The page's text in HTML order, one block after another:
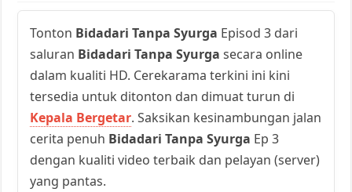
Tonton Bidadari Tanpa Syurga Episod 3 dari
saluran Bidadari Tanpa Syurga secara online
dalam kualiti HD. Cerekarama terkini ini kini
tersedia untuk ditonton dan dimuat turun di
Kepala Bergetar. Saksikan kesinambungan jalan
cerita penuh Bidadari Tanpa Syurga Ep 3
dengan kualiti video terbaik dan pelayan (server)
yang pantas.